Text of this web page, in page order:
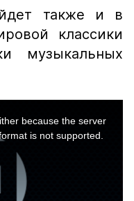
также и в
классики
музыкальных
because the server
is not supported.